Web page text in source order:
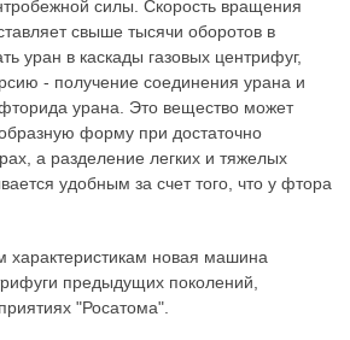
силы. Скорость вращения
свыше тысячи оборотов в
уран в каскады газовых центрифуг,
- получение соединения урана и
урана. Это вещество может
форму при достаточно
а разделение легких и тяжелых
удобным за счет того, что у фтора
характеристикам новая машина
предыдущих поколений,
"Росатома".